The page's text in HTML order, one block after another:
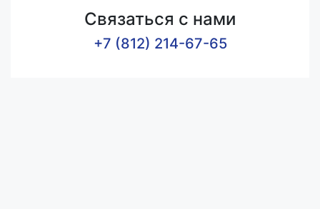
Связаться с нами
+7 (812) 214-67-65